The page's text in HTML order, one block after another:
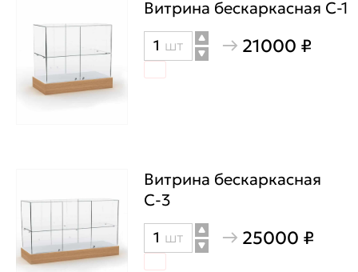
освещением
Витрина бескаркасная С-1
Количество
товара
шт 21000 ₽
Витрина бескаркасная
С-3
Количество
товара
шт 25000 ₽